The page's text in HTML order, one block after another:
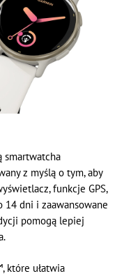
smartwatcha
z myślą o tym, aby
funkcje GPS,
14 dni i zaawansowane
pomogą lepiej
które ułatwia